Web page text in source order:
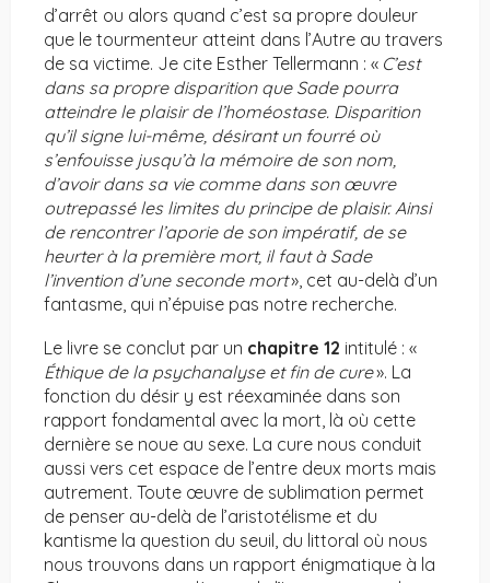
d’arrêt ou alors quand c’est sa propre douleur
que le tourmenteur atteint dans l’Autre au travers
de sa victime. Je cite Esther Tellermann : « C’est
dans sa propre disparition que Sade pourra
atteindre le plaisir de l’homéostase. Disparition
qu’il signe lui-même, désirant un fourré où
s’enfouisse jusqu’à la mémoire de son nom,
d’avoir dans sa vie comme dans son œuvre
outrepassé les limites du principe de plaisir. Ainsi
de rencontrer l’aporie de son impératif, de se
heurter à la première mort, il faut à Sade
l’invention d’une seconde mort», cet au-delà d’un
fantasme, qui n’épuise pas notre recherche.
Le livre se conclut par un chapitre 12 intitulé : «
Éthique de la psychanalyse et fin de cure». La
fonction du désir y est réexaminée dans son
rapport fondamental avec la mort, là où cette
dernière se noue au sexe. La cure nous conduit
aussi vers cet espace de l’entre deux morts mais
autrement. Toute œuvre de sublimation permet
de penser au-delà de l’aristotélisme et du
kantisme la question du seuil, du littoral où nous
nous trouvons dans un rapport énigmatique à la